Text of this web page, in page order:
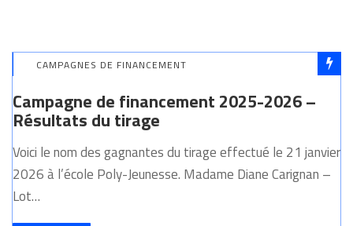
CAMPAGNES DE FINANCEMENT
Campagne de financement 2025-2026 –
Résultats du tirage
Voici le nom des gagnantes du tirage effectué le 21 janvier
2026 à l’école Poly-Jeunesse. Madame Diane Carignan –
Lot…